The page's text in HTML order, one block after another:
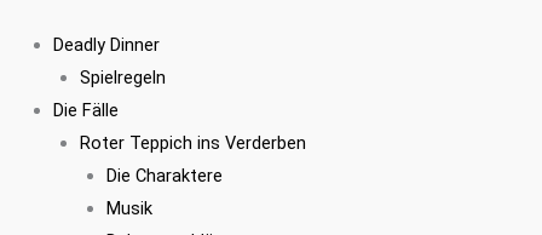
Deadly Dinner
Spielregeln
Die Fälle
Roter Teppich ins Verderben
Die Charaktere
Musik